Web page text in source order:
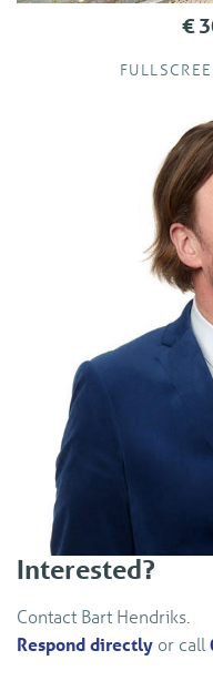
€
Interested?
Contact Bart Hendriks.
Respond directly or call